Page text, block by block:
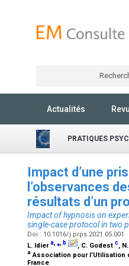
Actualités
PRATIQUES
Impact d’une
l’observances
résultats d’un
Impact of hypnosis on
single-case protocol in two
Doi : 10.1016/j.prps.2021.05.001
L. Idiera,⁎, b , C. Godest c,
a Association pour l’Utilisation
France